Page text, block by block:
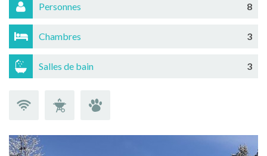
Personnes 8
Chambres 3
Salles de bain 3